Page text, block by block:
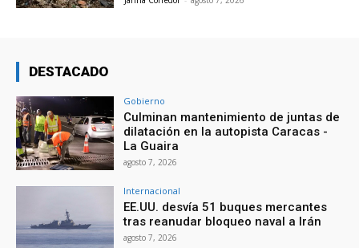
DESTACADO
Gobierno
Culminan mantenimiento de juntas de
dilatación en la autopista Caracas -
La Guaira
agosto 7, 2026
Internacional
EE.UU. desvía 51 buques mercantes
tras reanudar bloqueo naval a Irán
agosto 7, 2026